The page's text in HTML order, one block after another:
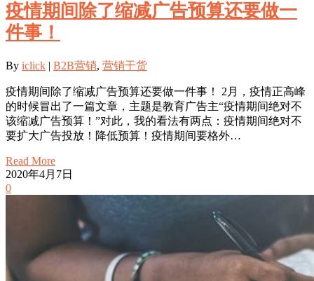
疫情期间除了缩减广告预算还要做一
件事！
By iclick | B2B营销, 营销干货
疫情期间除了缩减广告预算还要做一件事！ 2月，疫情正高峰
的时候冒出了一篇文章，主题是教育广告主“疫情期间绝对不
该缩减广告预算！”对此，我的看法有两点：疫情期间绝对不
要扩大广告投放！降低预算！疫情期间要格外…
Read More
2020年4月7日
0